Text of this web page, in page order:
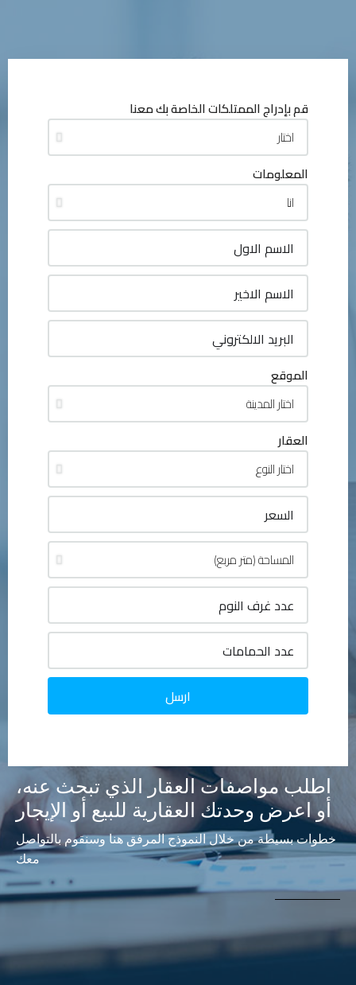
قم بإدراج الممتلكات الخاصة بك معنا
المعلومات
الموقع
العقار
ارسل
اطلب مواصفات العقار الذي تبحث عنه،
أو اعرض وحدتك العقارية للبيع أو الإيجار
خطوات بسيطة من خلال النموذج المرفق هنا وسنقوم بالتواصل
معك